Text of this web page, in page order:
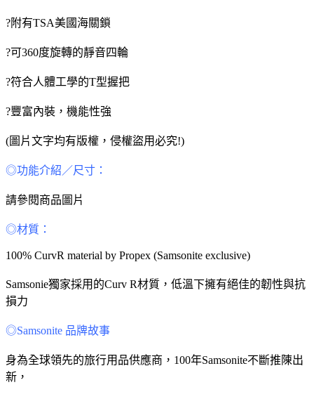
?附有TSA美國海關鎖
?可360度旋轉的靜音四輪
?符合人體工學的T型握把
?豐富內裝，機能性強
(圖片文字均有版權，侵權盜用必究!)
◎功能介紹／尺寸：
請參閱商品圖片
◎材質：
100% CurvR material by Propex (Samsonite exclusive)
Samsonie獨家採用的Curv R材質，低溫下擁有絕佳的韌性與抗
損力
◎Samsonite 品牌故事
身為全球領先的旅行用品供應商，100年Samsonite不斷推陳出
新，